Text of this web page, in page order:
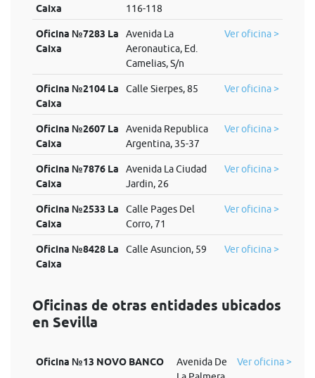
Caixa
116-118
Oficina №7283 La
Caixa
Avenida La
Aeronautica, Ed.
Camelias, S/n
Ver oficina >
Oficina №2104 La
Caixa
Calle Sierpes, 85 Ver oficina >
Oficina №2607 La
Caixa
Avenida Republica
Argentina, 35-37
Ver oficina >
Oficina №7876 La
Caixa
Avenida La Ciudad
Jardin, 26
Ver oficina >
Oficina №2533 La
Caixa
Calle Pages Del
Corro, 71
Ver oficina >
Oficina №8428 La
Caixa
Calle Asuncion, 59 Ver oficina >
Oficinas de otras entidades ubicados
en Sevilla
Oficina №13 NOVO BANCO
Avenida De
Ver oficina >